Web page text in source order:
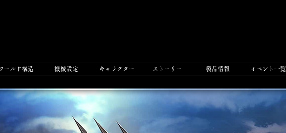
ールド構造 機械設定 ​キャラクター ストーリー 製品情報 イベント一覧